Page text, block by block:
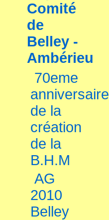
Comité
de
Belley -
Ambérieu
70eme
anniversaire
de la
création
de la
B.H.M
AG
2010
Belley